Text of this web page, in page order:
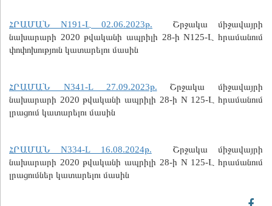
ՀՐԱՄԱՆ N191-Լ 02.06.2023թ. Շրջակա միջավայրի
նախարարի 2020 թվականի ապրիլի 28-ի N125-Լ հրամանում
փոփոխություն կատարելու մասին
ՀՐԱՄԱՆ N341-L 27.09.2023թ. Շրջակա միջավայրի
նախարարի 2020 թվականի ապրիլի 28-ի N 125-Լ հրամանում
լրացում կատարելու մասին
ՀՐԱՄԱՆ N334-L 16.08.2024թ. Շրջակա միջավայրի
նախարարի 2020 թվականի ապրիլի 28-ի N 125-Լ հրամանում
լրացումներ կատարելու մասին